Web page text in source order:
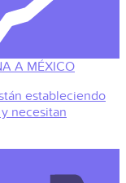
A MÉXICO
estableciendo
necesitan